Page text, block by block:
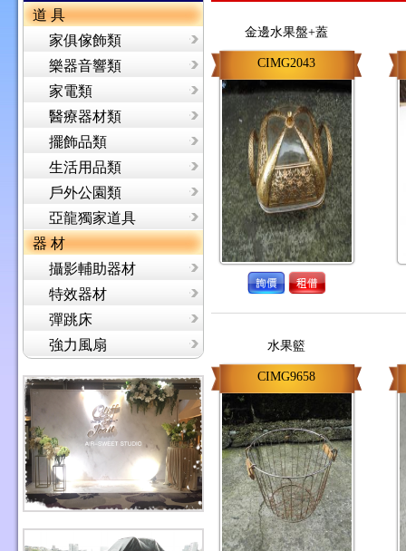
道 具
家俱傢飾類
樂器音響類
家電類
醫療器材類
擺飾品類
生活用品類
戶外公園類
亞龍獨家道具
器 材
攝影輔助器材
特效器材
彈跳床
強力風扇
金邊水果盤+蓋
CIMG2043
水果籃
CIMG9658